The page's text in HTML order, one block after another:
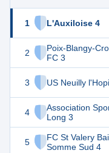
1 L'Auxiloise 4
2
Poix-Blangy-
FC 3
3 US Neuilly
4
Association
Long 3
5
FC St Valery
Somme Sud 4